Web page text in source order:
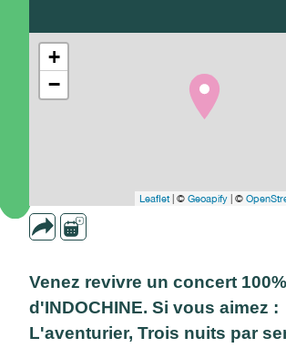
+
−
Leaflet| © Geoapify | ©
Venez revivre un concert
d'INDOCHINE. Si vous aimez :
L'aventurier, Trois nuits par